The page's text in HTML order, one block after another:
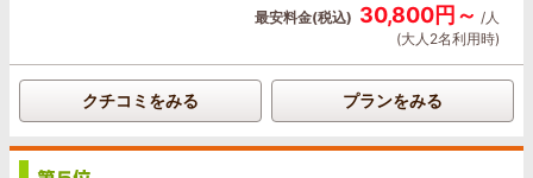
最安料金(税込) 30,800円～ /人
(大人2名利用時)
クチコミをみる プランをみる